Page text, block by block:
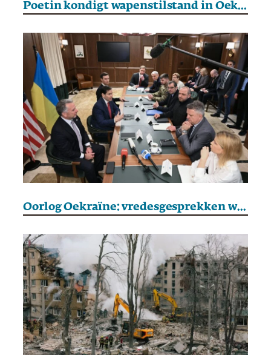
Poetin kondigt wapenstilstand in Oekraïne af voor orthodox Pasen
Oorlog Oekraïne: vredesgesprekken worden dit weekend hervat in de VS